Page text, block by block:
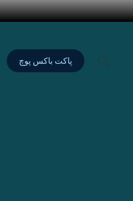
پاکت باکس پوچ